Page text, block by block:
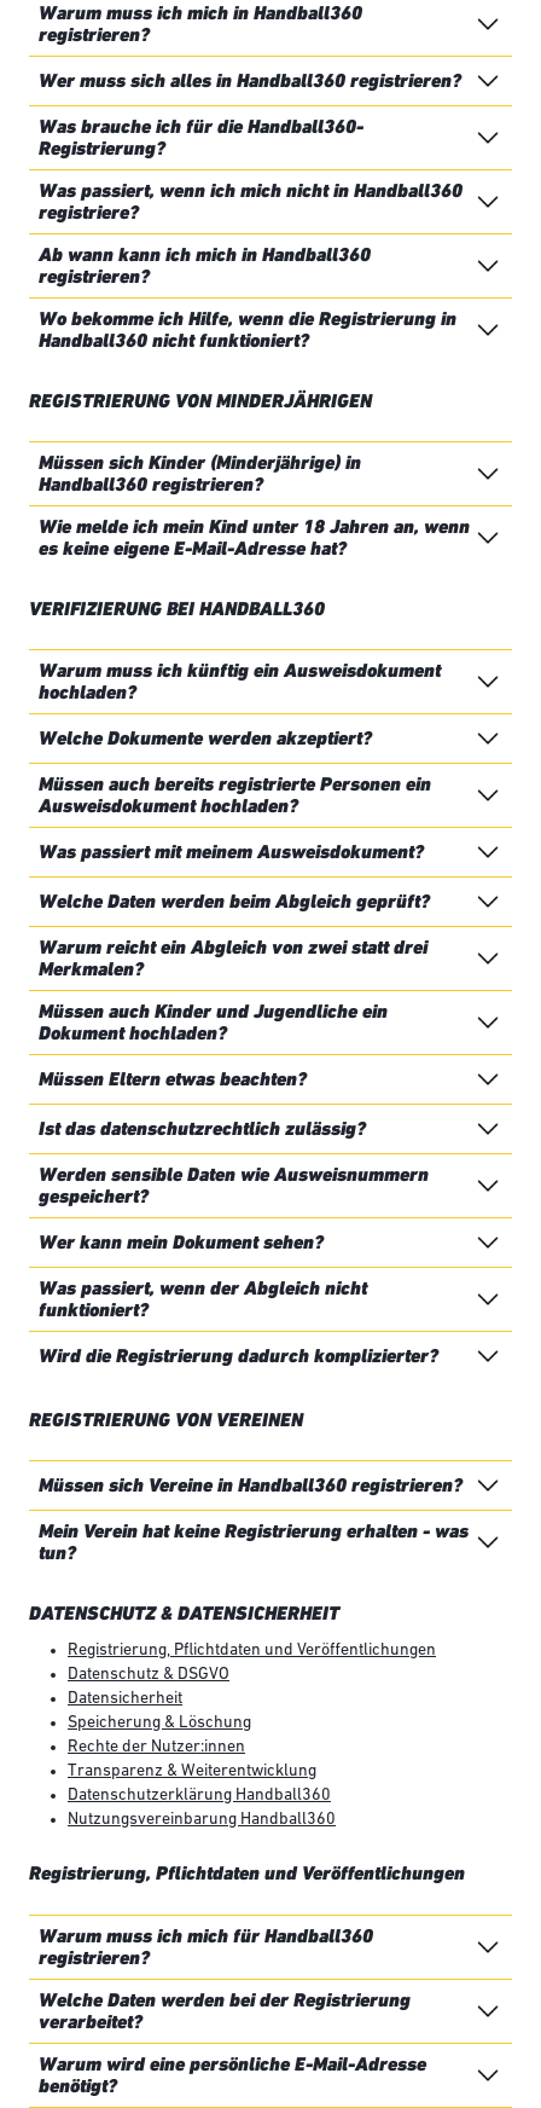
Warum muss ich mich in Handball360
registrieren?
Wer muss sich alles in Handball360 registrieren?
Was brauche ich für die Handball360-
Registrierung?
Was passiert, wenn ich mich nicht in Handball360
registriere?
Ab wann kann ich mich in Handball360
registrieren?
Wo bekomme ich Hilfe, wenn die Registrierung in
Handball360 nicht funktioniert?
REGISTRIERUNG VON MINDERJÄHRIGEN
Müssen sich Kinder (Minderjährige) in
Handball360 registrieren?
Wie melde ich mein Kind unter 18 Jahren an, wenn
es keine eigene E-Mail-Adresse hat?
VERIFIZIERUNG BEI HANDBALL360
Warum muss ich künftig ein Ausweisdokument
hochladen?
Welche Dokumente werden akzeptiert?
Müssen auch bereits registrierte Personen ein
Ausweisdokument hochladen?
Was passiert mit meinem Ausweisdokument?
Welche Daten werden beim Abgleich geprüft?
Warum reicht ein Abgleich von zwei statt drei
Merkmalen?
Müssen auch Kinder und Jugendliche ein
Dokument hochladen?
Müssen Eltern etwas beachten?
Ist das datenschutzrechtlich zulässig?
Werden sensible Daten wie Ausweisnummern
gespeichert?
Wer kann mein Dokument sehen?
Was passiert, wenn der Abgleich nicht
funktioniert?
Wird die Registrierung dadurch komplizierter?
REGISTRIERUNG VON VEREINEN
Müssen sich Vereine in Handball360 registrieren?
Mein Verein hat keine Registrierung erhalten - was
tun?
DATENSCHUTZ & DATENSICHERHEIT
Registrierung, Pflichtdaten und Veröffentlichungen
Datenschutz & DSGVO
Datensicherheit
Speicherung & Löschung
Rechte der Nutzer:innen
Transparenz & Weiterentwicklung
Datenschutzerklärung Handball360
Nutzungsvereinbarung Handball360
Registrierung, Pflichtdaten und Veröffentlichungen
Warum muss ich mich für Handball360
registrieren?
Welche Daten werden bei der Registrierung
verarbeitet?
Warum wird eine persönliche E-Mail-Adresse
benötigt?